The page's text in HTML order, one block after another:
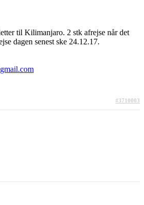
til Kilimanjaro. 2 stk afrejse når det
dagen senest ske 24.12.17.
#3710003